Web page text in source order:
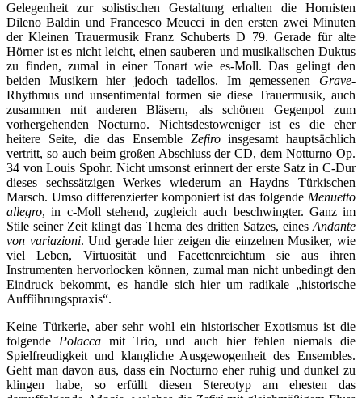
Gelegenheit zur solistischen Gestaltung erhalten die Hornisten
Dileno Baldin und Francesco Meucci in den ersten zwei Minuten
der Kleinen Trauermusik Franz Schuberts D 79. Gerade für alte
Hörner ist es nicht leicht, einen sauberen und musikalischen Duktus
zu finden, zumal in einer Tonart wie es-Moll. Das gelingt den
beiden Musikern hier jedoch tadellos. Im gemessenen Grave-
Rhythmus und unsentimental formen sie diese Trauermusik, auch
zusammen mit anderen Bläsern, als schönen Gegenpol zum
vorhergehenden Nocturno. Nichtsdestoweniger ist es die eher
heitere Seite, die das Ensemble Zefiroinsgesamt hauptsächlich
vertritt, so auch beim großen Abschluss der CD, dem Notturno Op.
34 von Louis Spohr. Nicht umsonst erinnert der erste Satz in C-Dur
dieses sechssätzigen Werkes wiederum an Haydns Türkischen
Marsch. Umso differenzierter komponiert ist das folgende Menuetto
allegro, in c-Moll stehend, zugleich auch beschwingter. Ganz im
Stile seiner Zeit klingt das Thema des dritten Satzes, eines Andante
von variazioni. Und gerade hier zeigen die einzelnen Musiker, wie
viel Leben, Virtuosität und Facettenreichtum sie aus ihren
Instrumenten hervorlocken können, zumal man nicht unbedingt den
Eindruck bekommt, es handle sich hier um radikale „historische
Aufführungspraxis“.
Keine Türkerie, aber sehr wohl ein historischer Exotismus ist die
folgende Polaccamit Trio, und auch hier fehlen niemals die
Spielfreudigkeit und klangliche Ausgewogenheit des Ensembles.
Geht man davon aus, dass ein Nocturno eher ruhig und dunkel zu
klingen habe, so erfüllt diesen Stereotyp am ehesten das